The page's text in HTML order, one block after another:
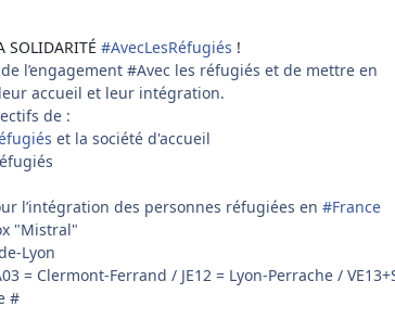
#AvecLesRéfugiés !
l’engagement #Avec les réfugiés et de mettre en
accueil et leur intégration.
de :
et la société d'accueil
l’intégration des personnes réfugiées en #France
"Mistral"
Lyon
= Clermont-Ferrand / JE12 = Lyon-Perrache /
#